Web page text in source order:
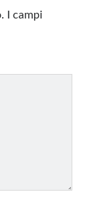
I campi